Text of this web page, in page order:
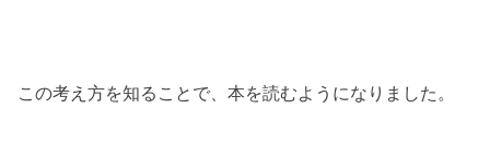
この考え方を知ることで、本を読むようになりました。